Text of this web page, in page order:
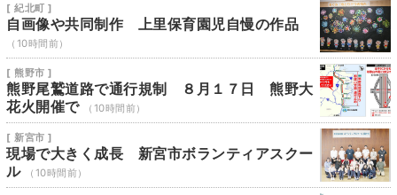
[ 紀北町 ]
自画像や共同制作 上里保育園児自慢の作品
（10時間前）
[ 熊野市 ]
熊野尾鷲道路で通行規制 ８月１７日 熊野大
花火開催で
（10時間前）
[ 新宮市 ]
現場で大きく成長 新宮市ボランティアスクー
ル
（10時間前）